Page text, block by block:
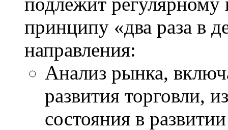
принципу «два раза в
направления:
Анализ рынка,
развития торговли,
состояния в